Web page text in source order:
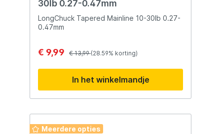
30lb 0.27-0.47mm
LongChuck Tapered Mainline 10-30lb 0.27-
0.47mm
€ 9,99 € 13,99(28.59% korting)
In het winkelmandje
Meerdere opties